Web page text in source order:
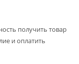
получить товар
и оплатить